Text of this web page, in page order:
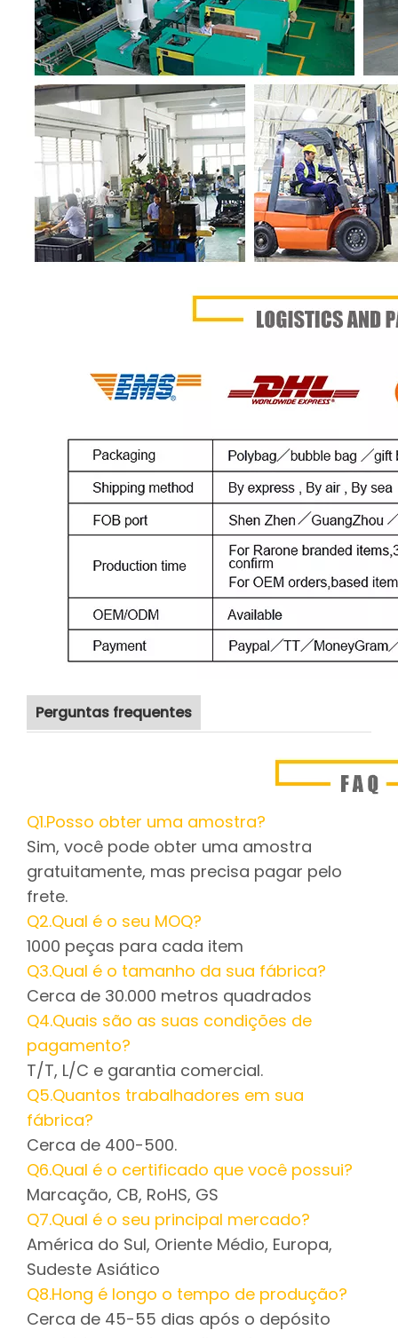
Perguntas frequentes
Q1.Posso obter uma amostra?
Sim, você pode obter uma amostra
gratuitamente, mas precisa pagar pelo
frete.
Q2.Qual é o seu MOQ?
1000 peças para cada item
Q3.Qual é o tamanho da sua fábrica?
Cerca de 30.000 metros quadrados
Q4.Quais são as suas condições de
pagamento?
T/T, L/C e garantia comercial.
Q5.Quantos trabalhadores em sua
fábrica?
Cerca de 400-500.
Q6.Qual é o certificado que você possui?
Marcação, CB, RoHS, GS
Q7.Qual é o seu principal mercado?
América do Sul, Oriente Médio, Europa,
Sudeste Asiático
Q8.Hong é longo o tempo de produção?
Cerca de 45-55 dias após o depósito